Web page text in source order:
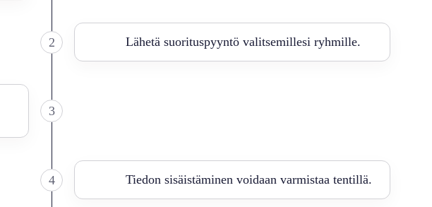
2 Lähetä suorituspyyntö valitsemillesi ryhmille.
3
4 Tiedon sisäistäminen voidaan varmistaa tentillä.